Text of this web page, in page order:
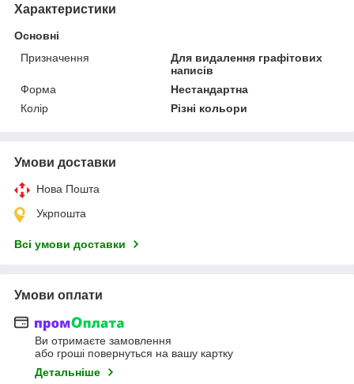
Характеристики
Основні
Призначення
Для видалення графітових
написів
Форма
Нестандартна
Колір
Різні кольори
Умови доставки
Нова Пошта
Укрпошта
Всі умови доставки
Умови оплати
Ви отримаєте замовлення
або гроші повернуться на вашу картку
Детальніше